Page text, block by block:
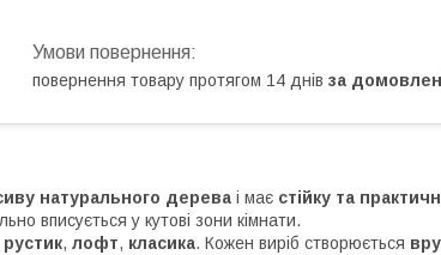
повернення товару протягом 14 днів за
натурального дерева і має стійку та
вписується у кутові зони кімнати.
рустик, лофт, класика. Кожен виріб створюється